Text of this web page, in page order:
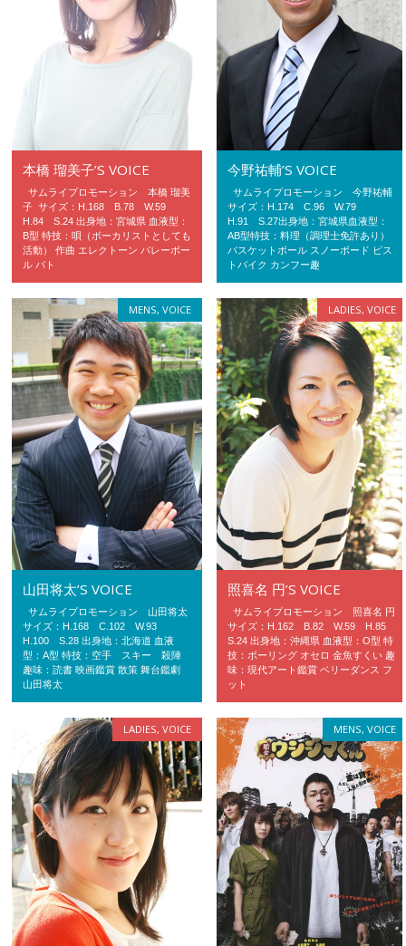
本橋 瑠美子’S VOICE
サムライプロモーション 本橋 瑠美
子 サイズ：H.168 B.78 W.59
H.84 S.24 出身地：宮城県 血液型：
B型 特技：唄（ボーカリストとしても
活動） 作曲 エレクトーン バレーボー
ル バト
今野祐輔’S VOICE
サムライプロモーション 今野祐輔
サイズ：H.174 C.96 W.79
H.91 S.27出身地：宮城県血液型：
AB型特技：料理（調理士免許あり）
バスケットボール スノーボード ピス
トバイク カンフー趣
MENS,VOICE
山田将太’S VOICE
サムライプロモーション 山田将太
サイズ：H.168 C.102 W.93
H.100 S.28 出身地：北海道 血液
型：A型 特技：空手 スキー 殺陣
趣味：読書 映画鑑賞 散策 舞台鑑劇
山田将太
LADIES,VOICE
照喜名 円’S VOICE
サムライプロモーション 照喜名 円
サイズ：H.162 B.82 W.59 H.85
S.24 出身地：沖縄県 血液型：O型 特
技：ボーリング オセロ 金魚すくい 趣
味：現代アート鑑賞 ベリーダンス フ
ット
LADIES,VOICE MENS,VOICE